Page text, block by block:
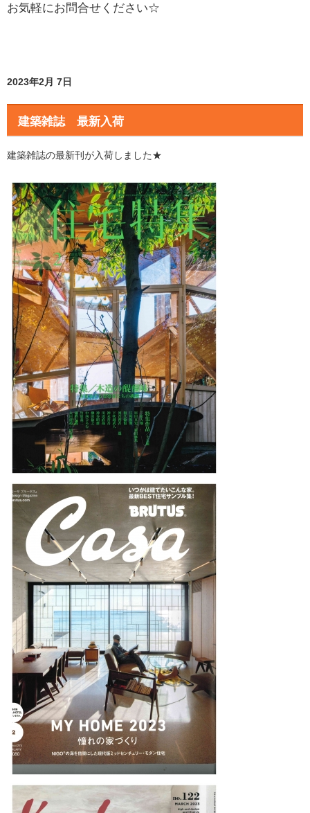
お気軽にお問合せください☆
2023年2月 7日
建築雑誌 最新入荷
建築雑誌の最新刊が入荷しました★